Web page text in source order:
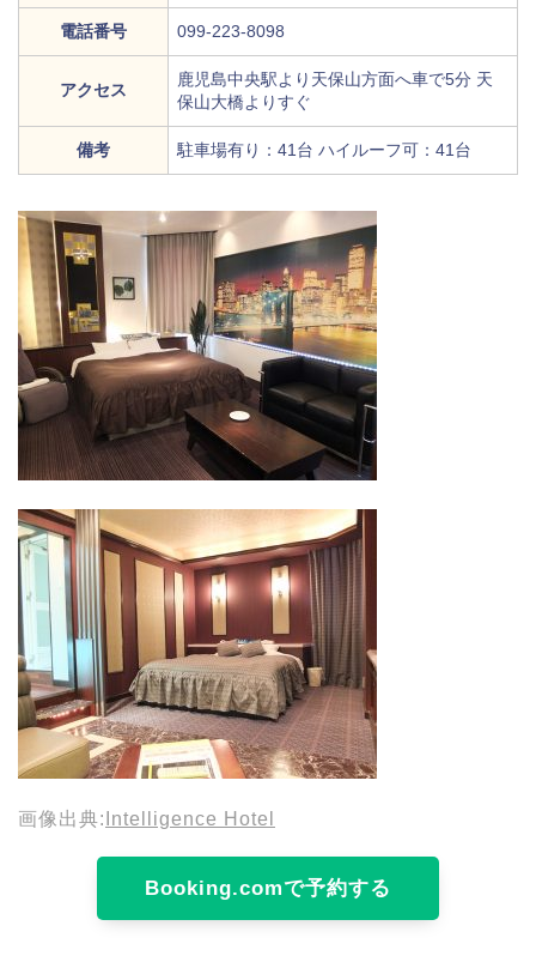
電話番号 099-223-8098
アクセス
鹿児島中央駅より天保山方面へ車で5分 天
保山大橋よりすぐ
備考 駐車場有り：41台 ハイルーフ可：41台
画像出典: Intelligence Hotel
Booking.comで予約する